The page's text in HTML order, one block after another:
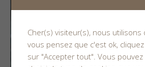
Cher(s) visiteur(s), nous utilisons
vous pensez que c'est ok,
sur "Accepter tout". Vous